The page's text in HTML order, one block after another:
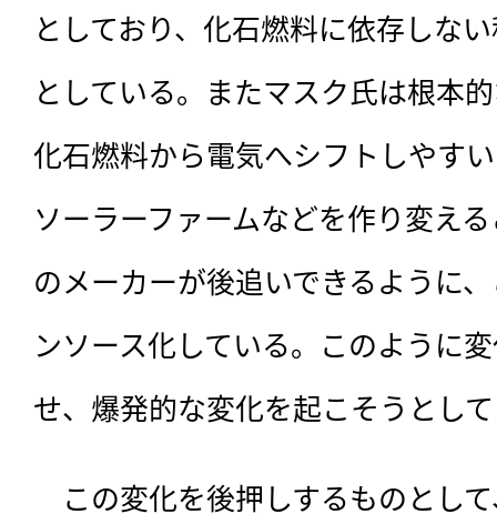
としており、化石燃料に依存しな
としている。またマスク氏は根本
化石燃料から電気へシフトしやす
ソーラーファームなどを作り変え
のメーカーが後追いできるように
ンソース化している。このように
せ、爆発的な変化を起こそうとし
この変化を後押しするものとし